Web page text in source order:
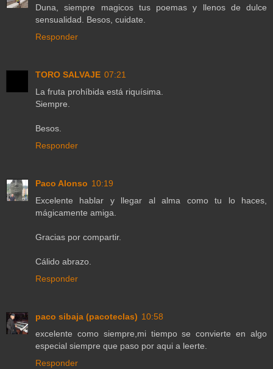
Duna, siempre magicos tus poemas y llenos de dulce
sensualidad. Besos, cuidate.
Responder
TORO SALVAJE 07:21
La fruta prohíbida está riquísima.
Siempre.
Besos.
Responder
Paco Alonso 10:19
Excelente hablar y llegar al alma como tu lo haces,
mágicamente amiga.
Gracias por compartir.
Cálido abrazo.
Responder
paco sibaja (pacoteclas) 10:58
excelente como siempre,mi tiempo se convierte en algo
especial siempre que paso por aqui a leerte.
Responder